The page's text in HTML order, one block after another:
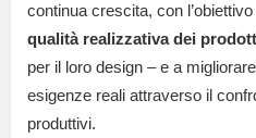
continua crescita, con
qualità realizzativa dei
per il loro design – e a
esigenze reali attraverso il
produttivi.